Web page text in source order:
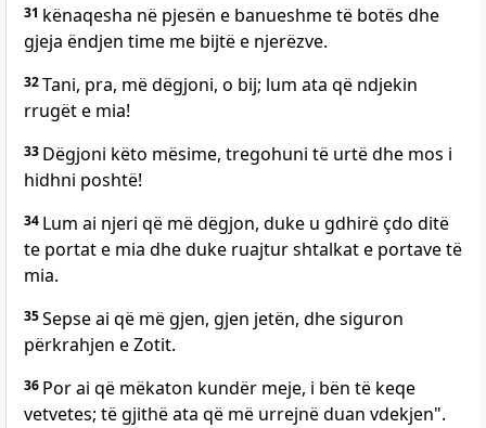
31 kënaqesha në pjesën e banueshme të botës dhe
gjeja ëndjen time me bijtë e njerëzve.
32Tani, pra, më dëgjoni, o bij; lum ata që ndjekin
rrugët e mia!
33 Dëgjoni këto mësime, tregohuni të urtë dhe mos i
hidhni poshtë!
34 Lum ai njeri që më dëgjon, duke u gdhirë çdo ditë
te portat e mia dhe duke ruajtur shtalkat e portave të
mia.
35Sepse ai që më gjen, gjen jetën, dhe siguron
përkrahjen e Zotit.
36 Por ai që mëkaton kundër meje, i bën të keqe
vetvetes; të gjithë ata që më urrejnë duan vdekjen".